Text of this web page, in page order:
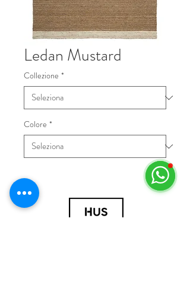
Ledan Mustard
Collezione *
Colore *